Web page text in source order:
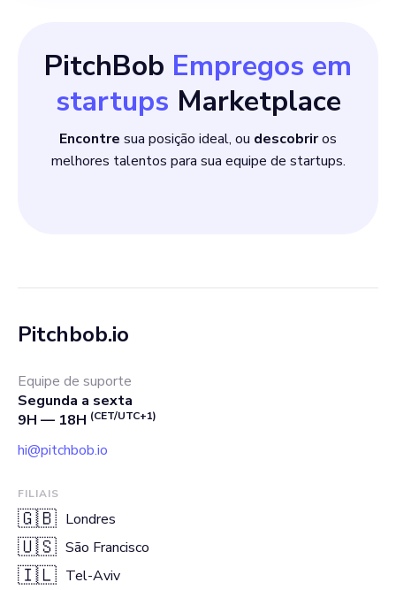
PitchBob Empregos em
startups Marketplace
Encontre sua posição ideal, ou descobriros
melhores talentos para sua equipe de startups.
Pitchbob.io
Equipe de suporte
Segunda a sexta
9H — 18H (CET/UTC+1)
hi@pitchbob.io
FILIAIS
🇬🇧 Londres
🇺🇸 São Francisco
🇮🇱 Tel-Aviv